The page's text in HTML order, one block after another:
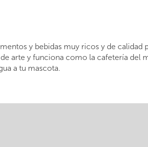
y bebidas muy ricos y de calidad
arte y funciona como la cafetería del
a tu mascota.